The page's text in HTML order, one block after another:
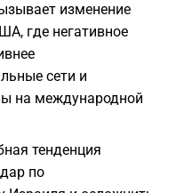
изменение
где негативное
сети и
на международной
тенденция
по